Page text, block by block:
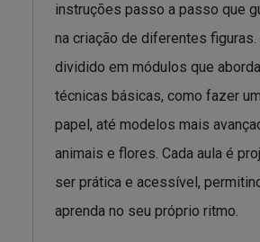
instruções passo a passo que
na criação de diferentes figuras.
dividido em módulos que
técnicas básicas, como fazer
papel, até modelos mais
animais e flores. Cada aula é
ser prática e acessível,
aprenda no seu próprio ritmo.